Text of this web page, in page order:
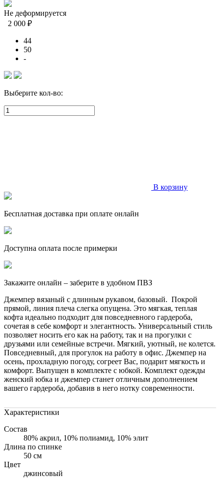
Не деформируется
2 000 ₽
44
50
-
Выберите кол-во:
В корзину
Бесплатная доставка при оплате онлайн
Доступна оплата после примерки
Закажите онлайн – заберите в удобном ПВЗ
Джемпер вязаный с длинным рукавом, базовый. Покрой
прямой, линия плеча слегка опущена. Это мягкая, теплая
кофта идеально подходит для повседневного гардероба,
сочетая в себе комфорт и элегантность. Универсальный стиль
позволяет носить его как на работу, так и на прогулки с
друзьями или семейные встречи. Мягкий, уютный, не колется.
Повседневный, для прогулок на работу в офис. Джемпер на
осень, прохладную погоду, согреет Вас, подарит мягкость и
комфорт. Выпущен в комплекте с юбкой. Комплект одежды
женский юбка и джемпер станет отличным дополнением
вашего гардероба, добавив в него нотку современности.
Характеристики
Состав
80% акрил, 10% полиамид, 10% элит
Длина по спинке
50 см
Цвет
джинсовый